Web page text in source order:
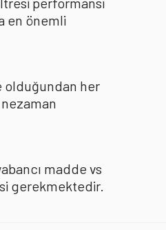
en önemli
olduğundan her
madde vs
gerekmektedir.